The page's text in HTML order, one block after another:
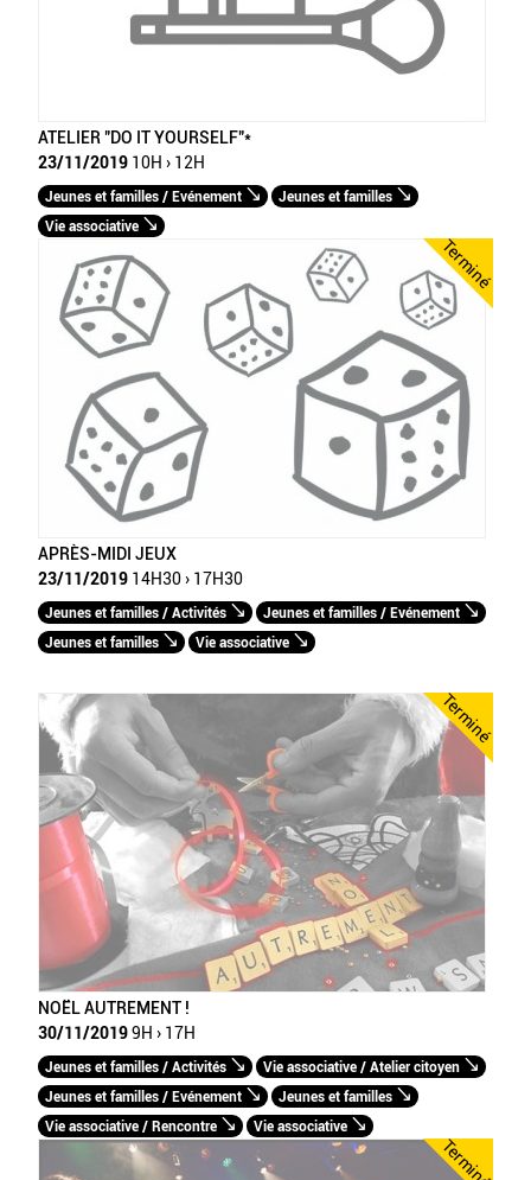
ATELIER "DO IT YOURSELF"*
23/11/2019 10H › 12H
Jeunes et familles / Evénement
Jeunes et familles
Vie associative
Terminé
APRÈS-MIDI JEUX
23/11/2019 14H30 › 17H30
Jeunes et familles / Activités
Jeunes et familles / Evénement
Jeunes et familles
Vie associative
Terminé
NOËL AUTREMENT !
30/11/20199H › 17H
Jeunes et familles / Activités
Vie associative / Atelier citoyen
Jeunes et familles / Evénement
Jeunes et familles
Vie associative / Rencontre
Vie associative
Terminé